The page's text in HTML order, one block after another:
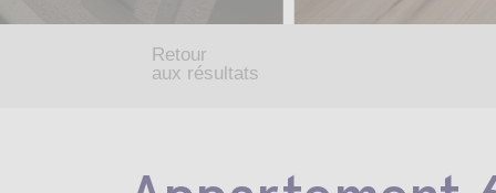
Retour
aux résultats